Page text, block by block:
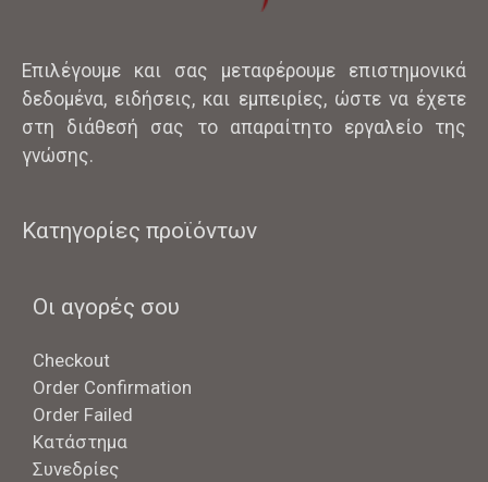
Επιλέγουμε και σας μεταφέρουμε επιστημονικά
δεδομένα, ειδήσεις, και εμπειρίες, ώστε να έχετε
στη διάθεσή σας το απαραίτητο εργαλείο της
γνώσης.
Κατηγορίες προϊόντων
Οι αγορές σου
Checkout
Order Confirmation
Order Failed
Κατάστημα
Συνεδρίες